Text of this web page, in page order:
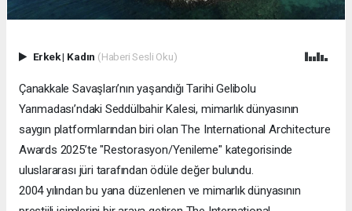
Erkek| Kadın (Haberi Sesli Oku)
Çanakkale Savaşları’nın yaşandığı Tarihi Gelibolu
Yarımadası’ndaki Seddülbahir Kalesi, mimarlık dünyasının
saygın platformlarından biri olan The International Architecture
Awards 2025’te "Restorasyon/Yenileme" kategorisinde
uluslararası jüri tarafından ödüle değer bulundu.
2004 yılından bu yana düzenlenen ve mimarlık dünyasının